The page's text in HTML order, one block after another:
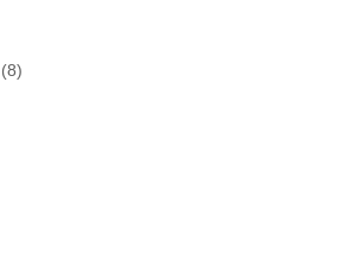
(8)